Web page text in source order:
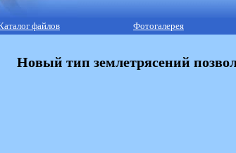
файлов Фотогалерея
Новый тип землетрясений